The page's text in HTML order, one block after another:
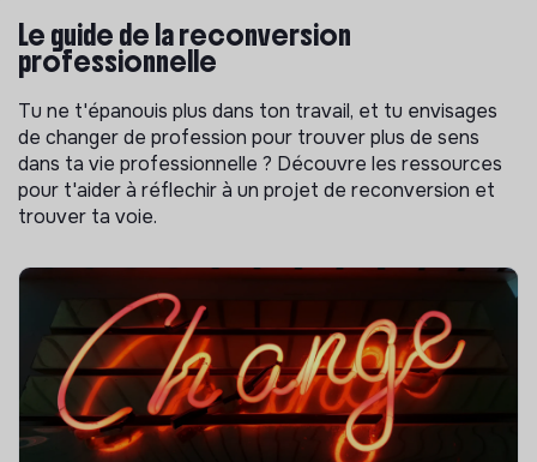
Le guide de la reconversion
professionnelle
Tu ne t'épanouis plus dans ton travail, et tu envisages
de changer de profession pour trouver plus de sens
dans ta vie professionnelle ? Découvre les ressources
pour t'aider à réflechir à un projet de reconversion et
trouver ta voie.